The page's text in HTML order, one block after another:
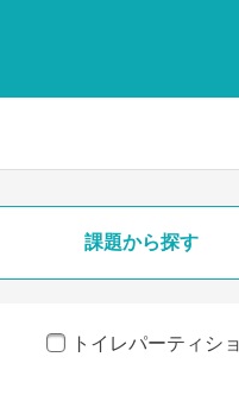
課題から探す
トイレパーティシ